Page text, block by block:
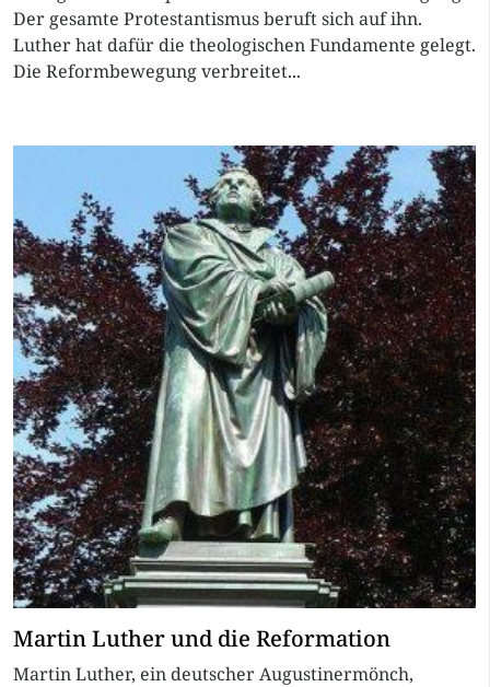
Der gesamte Protestantismus beruft sich auf ihn.
Luther hat dafür die theologischen Fundamente gelegt.
Die Reformbewegung verbreitet...
Martin Luther und die Reformation
Martin Luther, ein deutscher Augustinermönch,